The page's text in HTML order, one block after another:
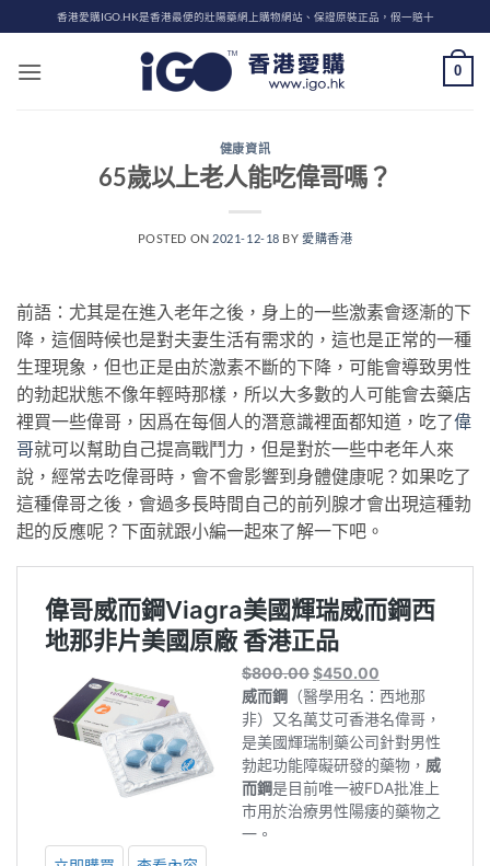
to
content
香港愛購IGO.HK是香港最便的壯陽藥網上購物網站、保證原裝正品，假一賠十
0
健康資訊
65歲以上老人能吃偉哥嗎？
POSTED ON 2021-12-18 BY愛購香港
前語：尤其是在進入老年之後，身上的一些激素會逐漸的下
降，這個時候也是對夫妻生活有需求的，這也是正常的一種
生理現象，但也正是由於激素不斷的下降，可能會導致男性
的勃起狀態不像年輕時那樣，所以大多數的人可能會去藥店
裡買一些偉哥，因爲在每個人的潛意識裡面都知道，吃了偉
哥就可以幫助自己提高戰鬥力，但是對於一些中老年人來
說，經常去吃偉哥時，會不會影響到身體健康呢？如果吃了
這種偉哥之後，會過多長時間自己的前列腺才會出現這種勃
起的反應呢？下面就跟小編一起來了解一下吧。